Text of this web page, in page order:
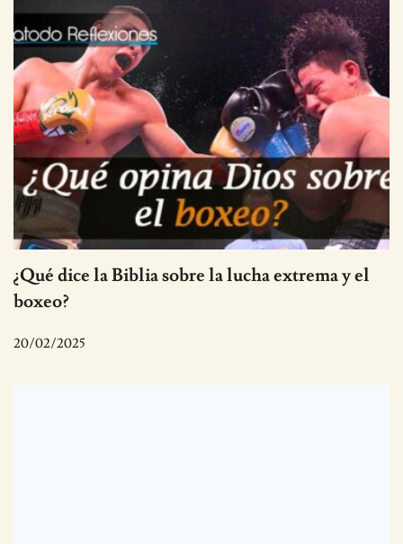
¿Qué dice la Biblia sobre la lucha extrema y el
boxeo?
20/02/2025